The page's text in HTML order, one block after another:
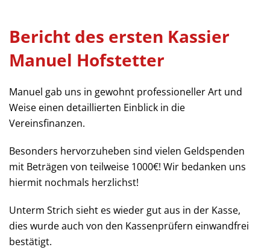
Bericht des ersten Kassier
Manuel Hofstetter
Manuel gab uns in gewohnt professioneller Art und
Weise einen detaillierten Einblick in die
Vereinsfinanzen.
Besonders hervorzuheben sind vielen Geldspenden
mit Beträgen von teilweise 1000€! Wir bedanken uns
hiermit nochmals herzlichst!
Unterm Strich sieht es wieder gut aus in der Kasse,
dies wurde auch von den Kassenprüfern einwandfrei
bestätigt.